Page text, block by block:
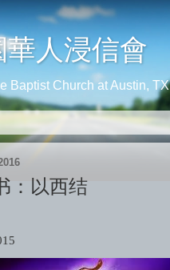
人浸信會
Baptist Church at Austin, TX
：以西结